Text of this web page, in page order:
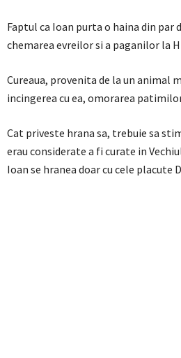
Faptul ca Ioan purta o haina din par
chemarea evreilor si a paganilor la
Cureaua, provenita de la un animal
incingerea cu ea, omorarea
Cat priveste hrana sa, trebuie sa
erau considerate a fi curate in
Ioan se hranea doar cu cele placute